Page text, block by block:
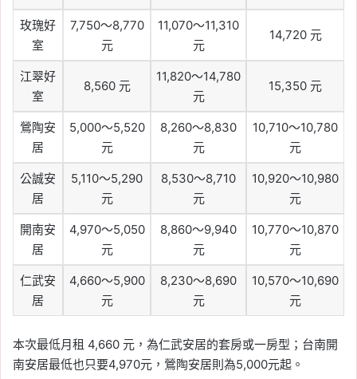
玫瑰好
室
7,750～8,770
元
11,070～11,310
元
14,720 元
江翠好
室
8,560 元
11,820～14,780
元
15,350 元
鶯陶安
居
5,000～5,520
元
8,260～8,830
元
10,710～10,780
元
公誠安
居
5,110～5,290
元
8,530～8,710
元
10,920～10,980
元
開南安
居
4,970～5,050
元
8,860～9,940
元
10,770～10,870
元
仁武安
居
4,660～5,900
元
8,230～8,690
元
10,570～10,690
元
本次最低月租 4,660 元，為仁武安居的套房或一房型；台南開
南安居最低也只要4,970元，鶯陶安居則為5,000元起。